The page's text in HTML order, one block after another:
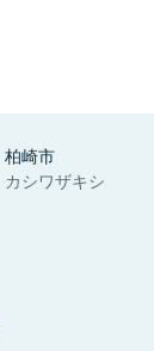
柏崎市
カシワザキシ